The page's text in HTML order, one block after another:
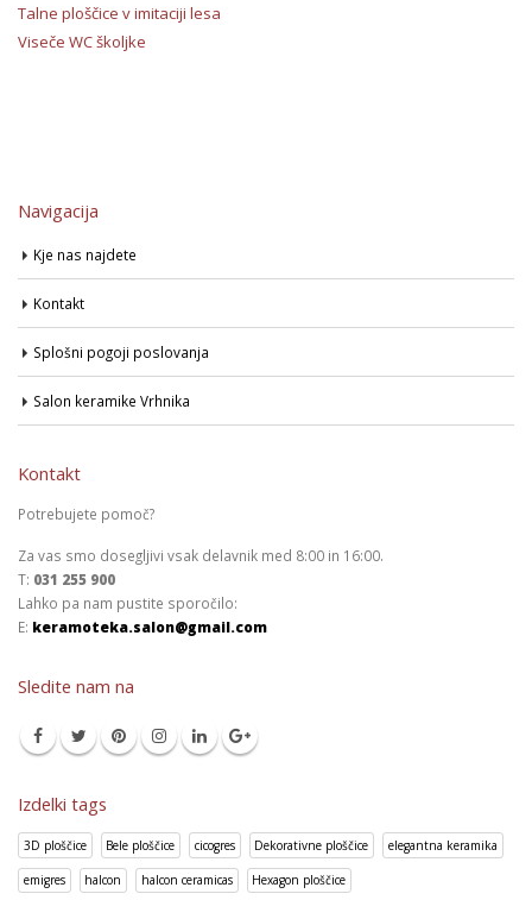
Talne ploščice v imitaciji lesa
Viseče WC školjke
Navigacija
Kje nas najdete
Kontakt
Splošni pogoji poslovanja
Salon keramike Vrhnika
Kontakt
Potrebujete pomoč?
Za vas smo dosegljivi vsak delavnik med 8:00 in 16:00.
T: 031 255 900
Lahko pa nam pustite sporočilo:
E: keramoteka.salon@gmail.com
Sledite nam na
Izdelki tags
3D ploščice Bele ploščice cicogres Dekorativne ploščice elegantna keramika
emigres halcon halcon ceramicas Hexagon ploščice